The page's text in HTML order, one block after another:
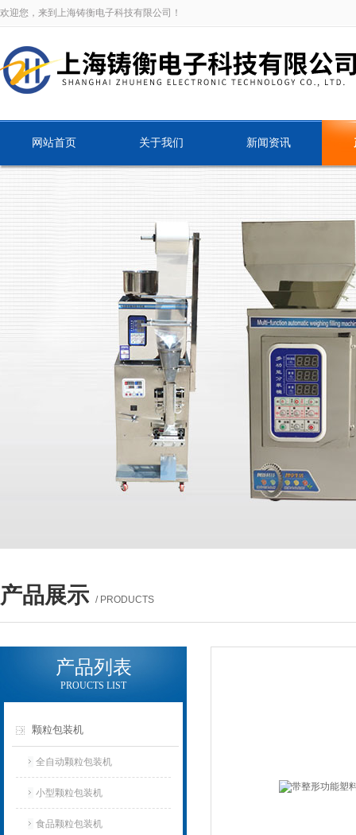
欢迎您，来到上海铸衡电子科技有限公司！
网站首页 关于我们 新闻资讯
产品展示 / PRODUCTS
产品列表
PROUCTS LIST
颗粒包装机
全自动颗粒包装机
小型颗粒包装机
食品颗粒包装机